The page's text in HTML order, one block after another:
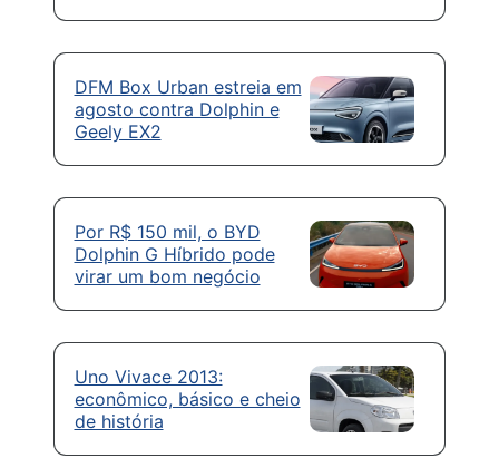
DFM Box Urban estreia em
agosto contra Dolphin e
Geely EX2
Por R$ 150 mil, o BYD
Dolphin G Híbrido pode
virar um bom negócio
Uno Vivace 2013:
econômico, básico e cheio
de história